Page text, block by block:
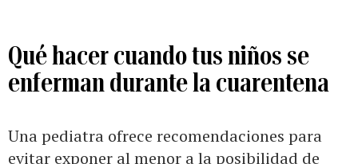
Qué hacer cuando tus niños se
enferman durante la cuarentena
Una pediatra ofrece recomendaciones para
evitar exponer al menor a la posibilidad de